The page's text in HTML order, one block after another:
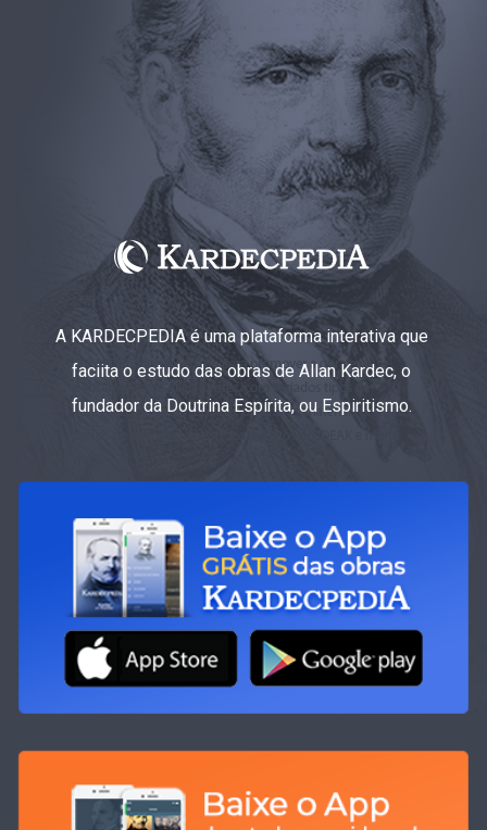
A KARDECPEDIA é uma plataforma interativa que
faciita o estudo das obras de Allan Kardec, o
fundador da Doutrina Espírita, ou Espiritismo.